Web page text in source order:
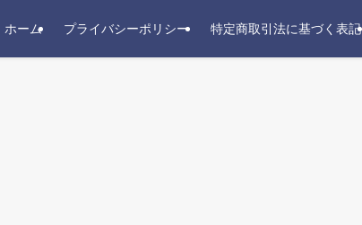
ホーム プライバシーポリシー 特定商取引法に基づく表記